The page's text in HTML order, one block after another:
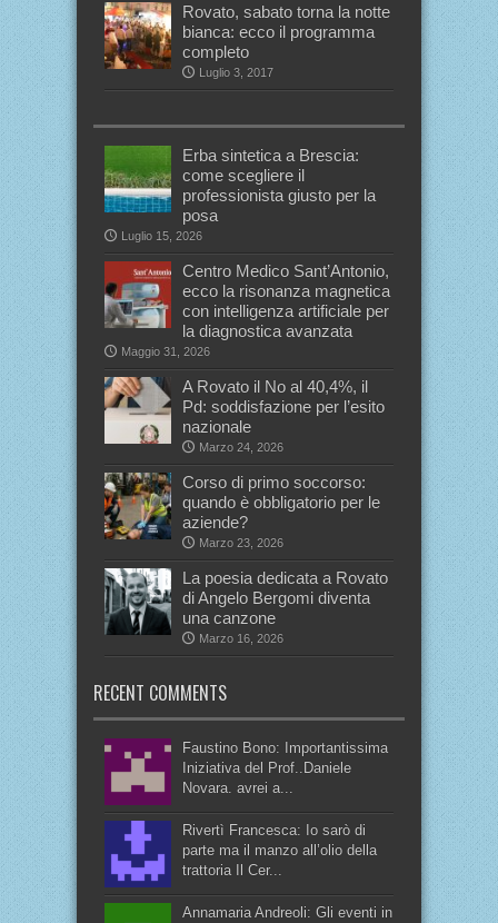
Rovato, sabato torna la notte
bianca: ecco il programma
completo
Luglio 3, 2017
Erba sintetica a Brescia:
come scegliere il
professionista giusto per la
posa
Luglio 15, 2026
Centro Medico Sant’Antonio,
ecco la risonanza magnetica
con intelligenza artificiale per
la diagnostica avanzata
Maggio 31, 2026
A Rovato il No al 40,4%, il
Pd: soddisfazione per l’esito
nazionale
Marzo 24, 2026
Corso di primo soccorso:
quando è obbligatorio per le
aziende?
Marzo 23, 2026
La poesia dedicata a Rovato
di Angelo Bergomi diventa
una canzone
Marzo 16, 2026
RECENT COMMENTS
Faustino Bono: Importantissima
Iniziativa del Prof..Daniele
Novara. avrei a...
Rivertì Francesca: Io sarò di
parte ma il manzo all’olio della
trattoria Il Cer...
Annamaria Andreoli: Gli eventi in